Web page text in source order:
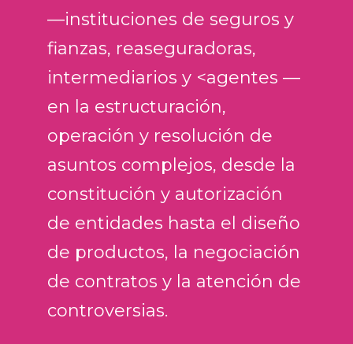
—instituciones de seguros y
fianzas, reaseguradoras,
intermediarios y <agentes —
en la estructuración,
operación y resolución de
asuntos complejos, desde la
constitución y autorización
de entidades hasta el diseño
de productos, la negociación
de contratos y la atención de
controversias.